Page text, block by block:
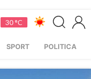
30 °C
SPORT POLITICA